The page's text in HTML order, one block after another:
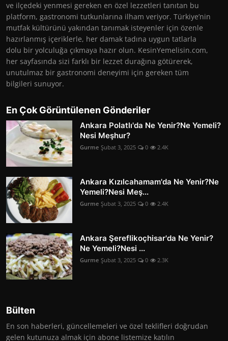
ve ilçedeki yenmesi gereken en özel lezzetleri tanıtan bu
platform, gastronomi tutkunlarına ilham veriyor. Türkiye’nin
mutfak kültürünü yakından tanımak isteyenler için özenle
hazırlanmış içeriklerle, her damak tadına uygun tatlarla
dolu bir yolculuğa çıkmaya hazır olun. KesinYemelisin.com,
her sayfasında sizi farklı bir lezzet durağına götürerek,
unutulmaz bir gastronomi deneyimi için gereken tüm
bilgileri sunuyor.
En Çok Görüntülenen Gönderiler
Ankara Polatlı'da Ne Yenir?Ne Yemeli?
Nesi Meşhur?
Gurme Şubat 3, 2025 0 2.4K
Ankara Kızılcahamam'da Ne Yenir?Ne
Yemeli?Nesi Meş...
Gurme Şubat 3, 2025 0 2.4K
Ankara Şereflikoçhisar'da Ne Yenir?
Ne Yemeli?Nesi ...
Gurme Şubat 3, 2025 0 2.3K
Bülten
En son haberleri, güncellemeleri ve özel teklifleri doğrudan
gelen kutunuza almak için abone listemize katılın